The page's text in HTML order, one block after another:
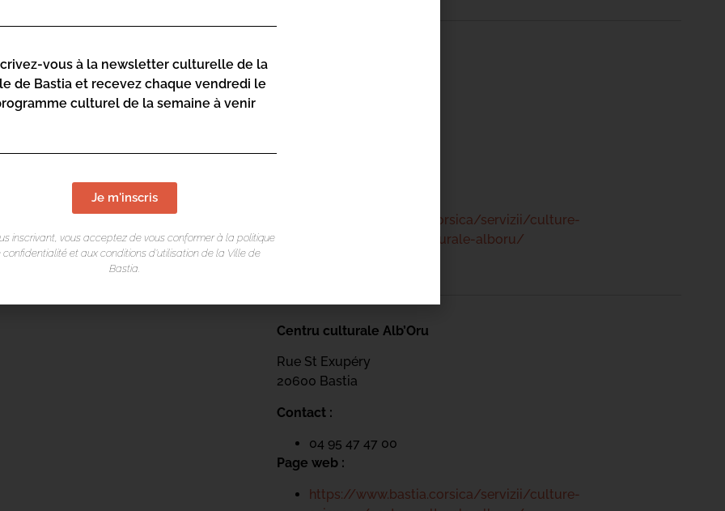
https://www.bastia.corsica/servizii/culture-
sciences/centru-culturale-alboru/
Centru culturale Alb’Oru
Rue St Exupéry
20600 Bastia
Contact :
04 95 47 47 00
Page web :
https://www.bastia.corsica/servizii/culture-
vous à la newsletter culturelle de la
de Bastia et recevez chaque vendredi le
culturel de la semaine à venir
Je m'inscris
inscrivant, vous acceptez de vous conformer à la politique
confidentialité et aux conditions d’utilisation de la Ville de
Bastia.